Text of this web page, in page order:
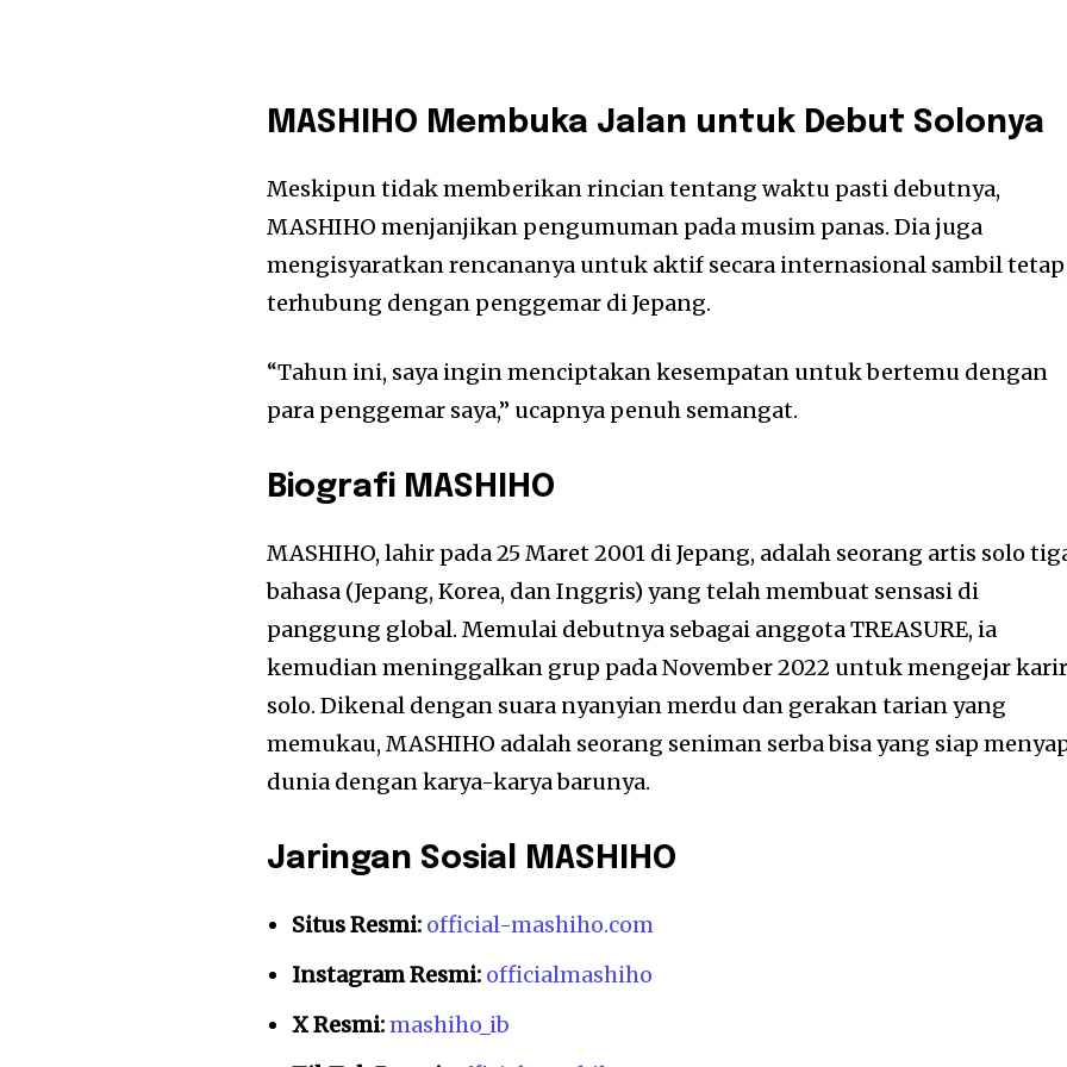
MASHIHO Membuka Jalan untuk Debut Solonya
Meskipun tidak memberikan rincian tentang waktu pasti debutnya,
MASHIHO menjanjikan pengumuman pada musim panas. Dia juga
mengisyaratkan rencananya untuk aktif secara internasional sambil tetap
terhubung dengan penggemar di Jepang.
“Tahun ini, saya ingin menciptakan kesempatan untuk bertemu dengan
para penggemar saya,” ucapnya penuh semangat.
Biografi MASHIHO
MASHIHO, lahir pada 25 Maret 2001 di Jepang, adalah seorang artis solo
bahasa (Jepang, Korea, dan Inggris) yang telah membuat sensasi di
panggung global. Memulai debutnya sebagai anggota TREASURE, ia
kemudian meninggalkan grup pada November 2022 untuk mengejar karir
solo. Dikenal dengan suara nyanyian merdu dan gerakan tarian yang
memukau, MASHIHO adalah seorang seniman serba bisa yang siap
dunia dengan karya-karya barunya.
Jaringan Sosial MASHIHO
Situs Resmi: official-mashiho.com
Instagram Resmi: officialmashiho
X Resmi:mashiho_ib